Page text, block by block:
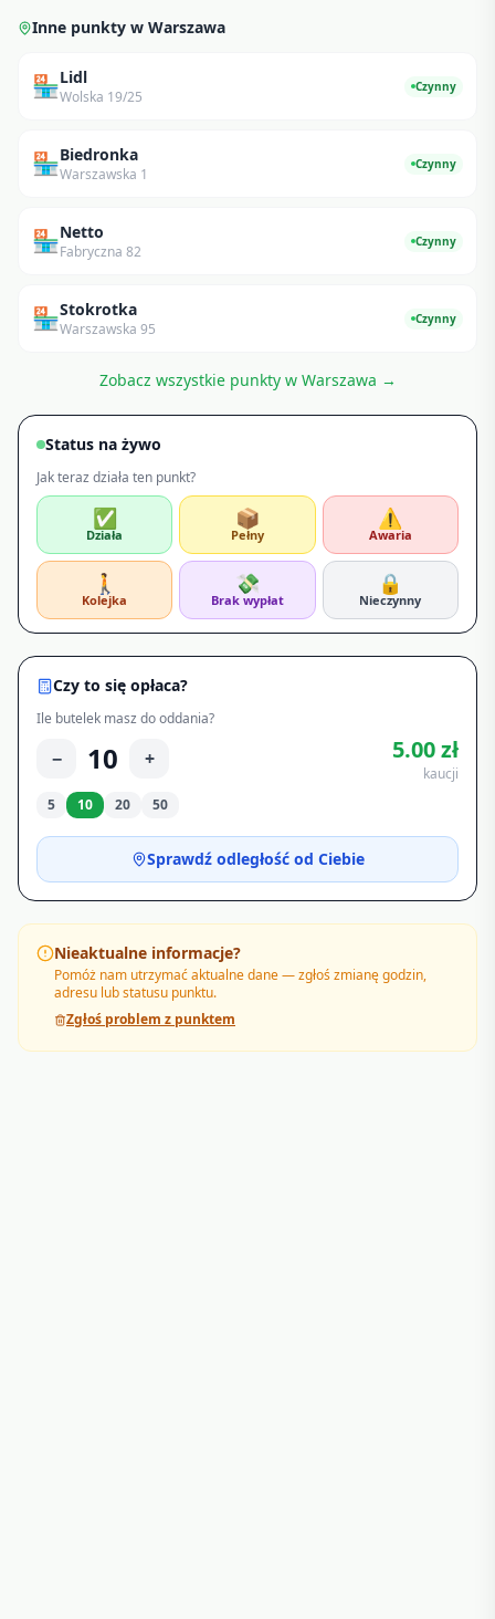
Inne punkty w Warszawa
🏪Lidl
Wolska 19/25
Czynny
🏪Biedronka
Warszawska 1
Czynny
🏪Netto
Fabryczna 82
Czynny
🏪Stokrotka
Warszawska 95
Czynny
Zobacz wszystkie punkty w Warszawa →
Status na żywo
Jak teraz działa ten punkt?
✅
Działa
📦
Pełny
⚠️
Awaria
🚶
Kolejka
💸
Brak wypłat
🔒
Nieczynny
Czy to się opłaca?
Ile butelek masz do oddania?
− 10 + 5.00zł
kaucji
5
10 20 50
Sprawdź odległość od Ciebie
Nieaktualne informacje?
Pomóż nam utrzymać aktualne dane — zgłoś zmianę godzin,
adresu lub statusu punktu.
Zgłoś problem z punktem